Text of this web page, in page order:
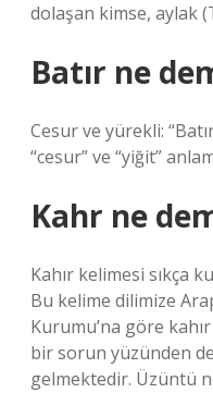
dolaşan kimse, aylak
Batır ne
Cesur ve yürekli:
“cesur” ve “yiğit”
Kahr ne
Kahır kelimesi sıkça
Bu kelime dilimize
Kurumu’na göre
bir sorun yüzünden
gelmektedir. Üzüntü